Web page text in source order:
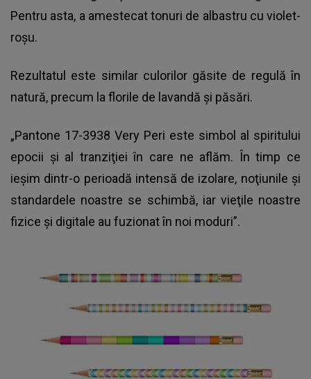
Pentru asta, a amestecat tonuri de albastru cu violet-
roşu.
Rezultatul este similar culorilor găsite de regulă în
natură, precum la florile de lavandă şi păsări.
„Pantone 17-3938 Very Peri este simbol al spiritului
epocii şi al tranziţiei în care ne aflăm. În timp ce
ieşim dintr-o perioadă intensă de izolare, noţiunile şi
standardele noastre se schimbă, iar vieţile noastre
fizice şi digitale au fuzionat în noi moduri”.